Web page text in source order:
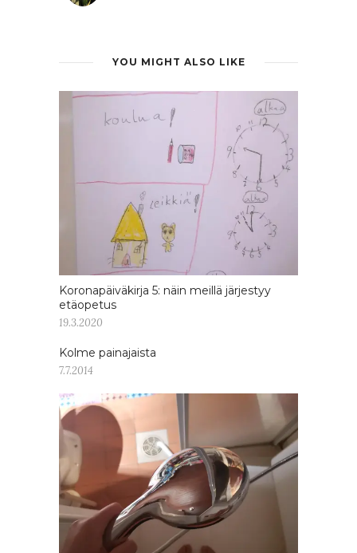
YOU MIGHT ALSO LIKE
Koronapäiväkirja 5: näin meillä järjestyy
etäopetus
19.3.2020
Kolme painajaista
7.7.2014